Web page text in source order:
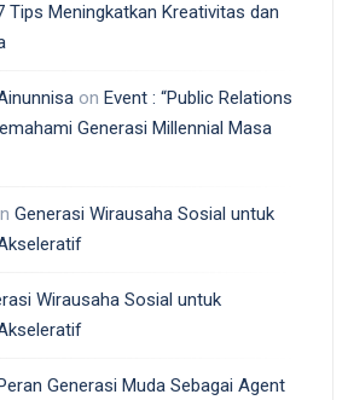
Tips Meningkatkan Kreativitas dan
on Event : “Public Relations
Generasi Millennial Masa
Generasi Wirausaha Sosial untuk
Wirausaha Sosial untuk
Generasi Muda Sebagai Agent